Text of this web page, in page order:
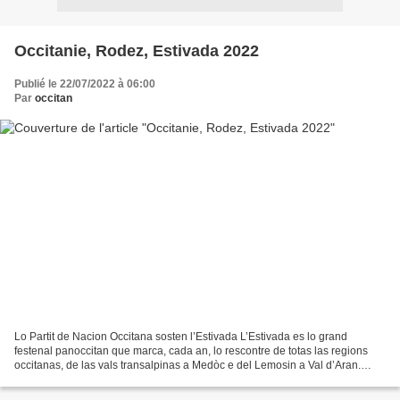
Occitanie, Rodez, Estivada 2022
Publié le 22/07/2022 à 06:00
Par occitan
Lo Partit de Nacion Occitana sosten l’Estivada L’Estivada es lo grand
festenal panoccitan que marca, cada an, lo rescontre de totas las regions
occitanas, de las vals transalpinas a Medòc e del Lemosin a Val d’Aran.